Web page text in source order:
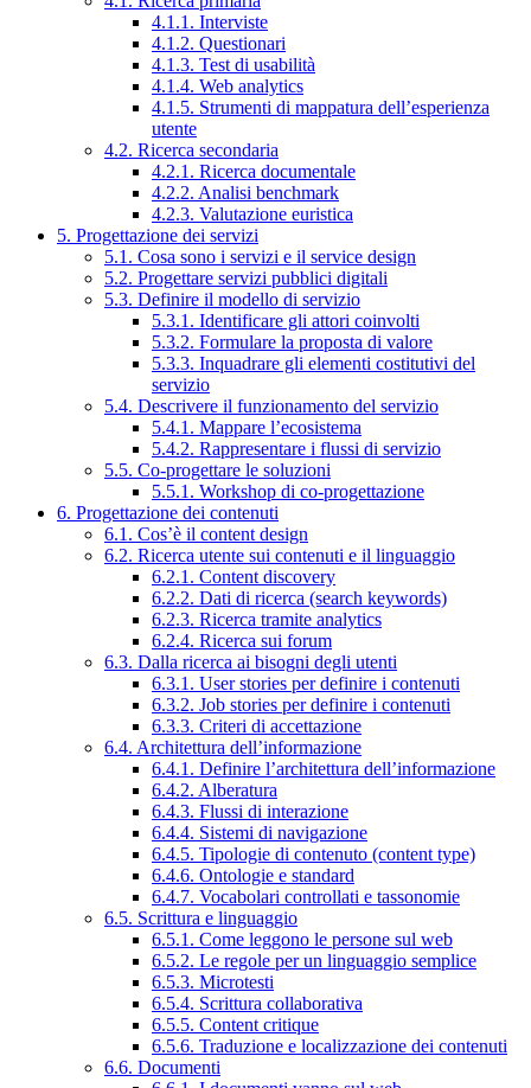
4.1.1. Interviste
4.1.2. Questionari
4.1.3. Test di usabilità
4.1.4. Web analytics
4.1.5. Strumenti di mappatura dell’esperienza
utente
4.2. Ricerca secondaria
4.2.1. Ricerca documentale
4.2.2. Analisi benchmark
4.2.3. Valutazione euristica
5. Progettazione dei servizi
5.1. Cosa sono i servizi e il service design
5.2. Progettare servizi pubblici digitali
5.3. Definire il modello di servizio
5.3.1. Identificare gli attori coinvolti
5.3.2. Formulare la proposta di valore
5.3.3. Inquadrare gli elementi costitutivi del
servizio
5.4. Descrivere il funzionamento del servizio
5.4.1. Mappare l’ecosistema
5.4.2. Rappresentare i flussi di servizio
5.5. Co-progettare le soluzioni
5.5.1. Workshop di co-progettazione
6. Progettazione dei contenuti
6.1. Cos’è il content design
6.2. Ricerca utente sui contenuti e il linguaggio
6.2.1. Content discovery
6.2.2. Dati di ricerca (search keywords)
6.2.3. Ricerca tramite analytics
6.2.4. Ricerca sui forum
6.3. Dalla ricerca ai bisogni degli utenti
6.3.1. User stories per definire i contenuti
6.3.2. Job stories per definire i contenuti
6.3.3. Criteri di accettazione
6.4. Architettura dell’informazione
6.4.1. Definire l’architettura dell’informazione
6.4.2. Alberatura
6.4.3. Flussi di interazione
6.4.4. Sistemi di navigazione
6.4.5. Tipologie di contenuto (content type)
6.4.6. Ontologie e standard
6.4.7. Vocabolari controllati e tassonomie
6.5. Scrittura e linguaggio
6.5.1. Come leggono le persone sul web
6.5.2. Le regole per un linguaggio semplice
6.5.3. Microtesti
6.5.4. Scrittura collaborativa
6.5.5. Content critique
6.5.6. Traduzione e localizzazione dei contenuti
6.6. Documenti